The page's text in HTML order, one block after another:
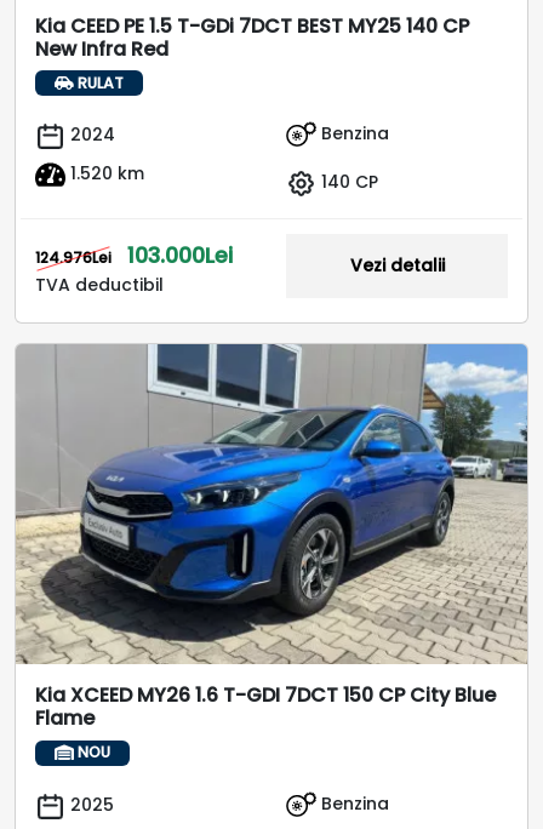
Kia CEED PE 1.5 T-GDi 7DCT BEST MY25 140 CP
New Infra Red
RULAT
2024
1.520 km
Benzina
140 CP
124.976Lei 103.000Lei
TVA deductibil
Vezi detalii
Kia XCEED MY26 1.6 T-GDI 7DCT 150 CP City Blue
Flame
NOU
2025
Benzina